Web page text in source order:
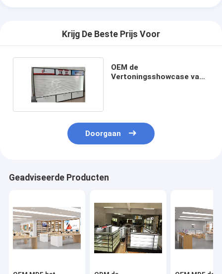
Krijg De Beste Prijs Voor
OEM de
Vertoningsshowcase van
Doorgaan
Geadviseerde Producten